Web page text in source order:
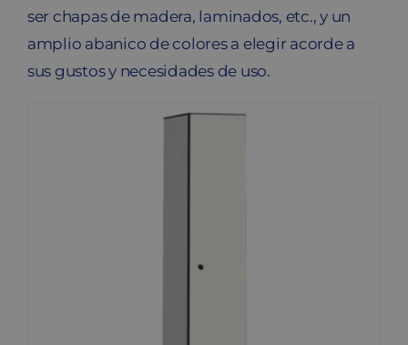
ser chapas de madera, laminados, etc., y un
amplio abanico de colores a elegir acorde a
sus gustos y necesidades de uso.